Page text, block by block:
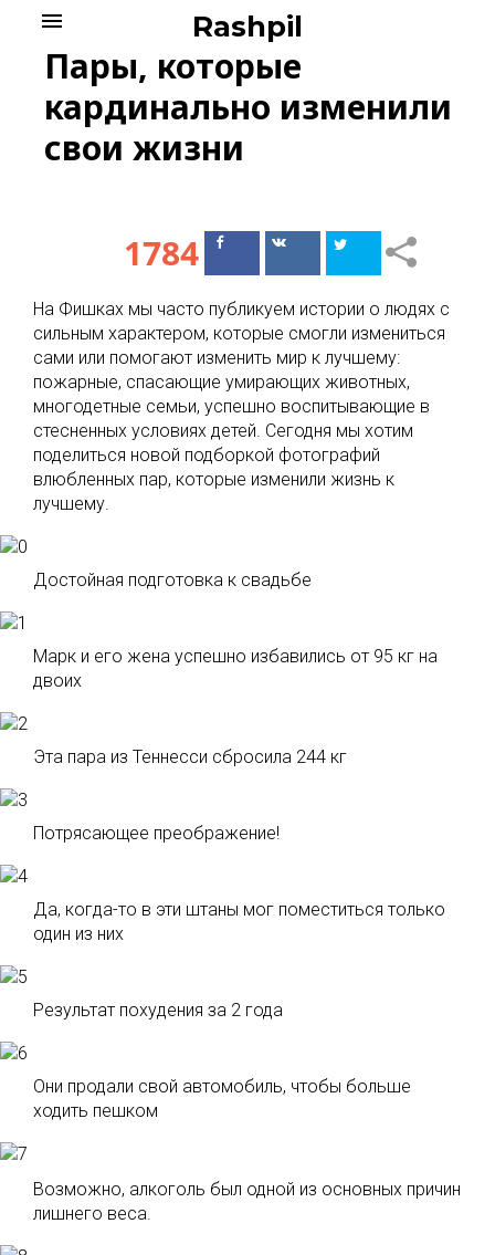
content
Rashpil
menu
Пары, которые
кардинально изменили
свои жизни
1784
ПоделитьсяПоделиться
На Фишках мы часто публикуем истории о людях с
сильным характером, которые смогли измениться
сами или помогают изменить мир к лучшему:
пожарные, спасающие умирающих животных,
многодетные семьи, успешно воспитывающие в
стесненных условиях детей. Сегодня мы хотим
поделиться новой подборкой фотографий
влюбленных пар, которые изменили жизнь к
лучшему.
Достойная подготовка к свадьбе
Марк и его жена успешно избавились от 95 кг на
двоих
Эта пара из Теннесси сбросила 244 кг
Потрясающее преображение!
Да, когда-то в эти штаны мог поместиться только
один из них
Результат похудения за 2 года
Они продали свой автомобиль, чтобы больше
ходить пешком
Возможно, алкоголь был одной из основных причин
лишнего веса.